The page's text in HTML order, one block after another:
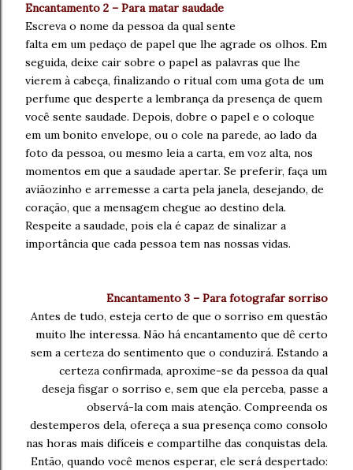
Encantamento 2 – Para matar saudade
Escreva o nome da pessoa da qual sente
falta em um pedaço de papel que lhe agrade os olhos. Em
seguida, deixe cair sobre o papel as palavras que lhe
vierem à cabeça, finalizando o ritual com uma gota de um
perfume que desperte a lembrança da presença de quem
você sente saudade. Depois, dobre o papel e o coloque
em um bonito envelope, ou o cole na parede, ao lado da
foto da pessoa, ou mesmo leia a carta, em voz alta, nos
momentos em que a saudade apertar. Se preferir, faça um
aviãozinho e arremesse a carta pela janela, desejando, de
coração, que a mensagem chegue ao destino dela.
Respeite a saudade, pois ela é capaz de sinalizar a
importância que cada pessoa tem nas nossas vidas.
Encantamento 3 – Para fotografar sorriso
Antes de tudo, esteja certo de que o sorriso em questão
muito lhe interessa. Não há encantamento que dê certo
sem a certeza do sentimento que o conduzirá. Estando a
certeza confirmada, aproxime-se da pessoa da qual
deseja fisgar o sorriso e, sem que ela perceba, passe a
observá-la com mais atenção. Compreenda os
destemperos dela, ofereça a sua presença como consolo
nas horas mais difíceis e compartilhe das conquistas dela.
Então, quando você menos esperar, ele será despertado: